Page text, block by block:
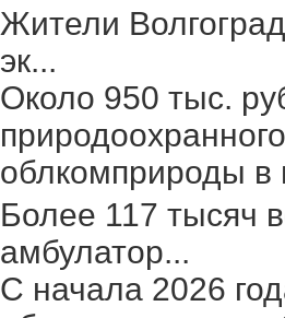
Жители
эк...
Около 950 тыс.
облкомприроды в
Более 117 тысяч
амбулатор...
С начала 2026